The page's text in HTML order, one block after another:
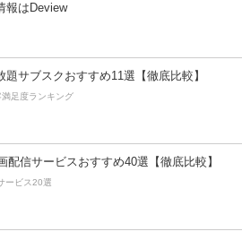
報はDeview
題サブスクおすすめ11選【徹底比較】
足度ランキング
配信サービスおすすめ40選【徹底比較】
ービス20選